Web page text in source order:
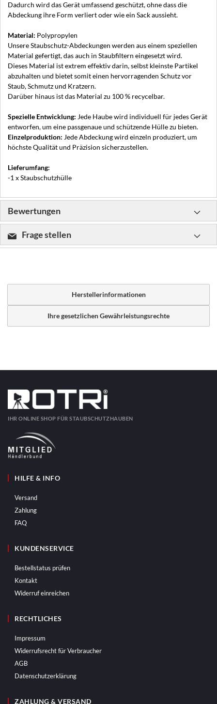
Dadurch wird das Gerät umfassend geschützt, ohne dass die
Abdeckung ihre Form verliert oder wie ein Sack aussieht.
Material: Polypropylen
Unsere Staubschutz-Abdeckungen werden aus einem speziellen
Material gefertigt, das auch in Staubfiltern eingesetzt wird.
Dieses Material ist extrem effektiv darin, selbst kleinste Partikel
abzuhalten und bietet somit einen hervorragenden Schutz vor
Staub, Schmutz und Kratzern.
Darüber hinaus ist das Material zu 100 % recycelbar.
Spezielle Entwicklung: Jede Haube wird individuell für jedes Gerät
entworfen, um eine passgenaue und schützende Hülle zu bieten.
Einzelproduktion: Jede Abdeckung wird einzeln produziert, um
höchste Qualität und Präzision sicherzustellen.
Lieferumfang:
-1 x Staubschutzhülle
Bewertungen
Frage stellen
Herstellerinformationen
Ihre gesetzlichen Gewährleistungsrechte
IHR ONLINE SHOP FÜR STAUBSCHUTZHAUBEN
HILFE & INFO
Versand
Zahlung
FAQ
KUNDENSERVICE
Bestellstatus prüfen
Kontakt
Widerruf einreichen
RECHTLICHES
Impressum
Widerrufsrecht für Verbraucher
AGB
Datenschutzerklärung
ZAHLUNG & VERSAND